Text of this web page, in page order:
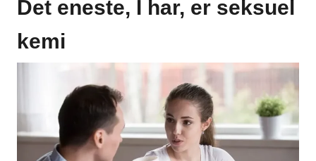
Det eneste, I har, er seksuel
kemi